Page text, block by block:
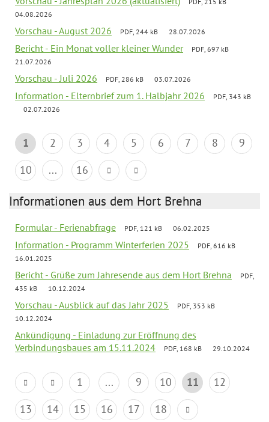
04.08.2026
Vorschau - August 2026 PDF, 244 kB 28.07.2026
Bericht - Ein Monat voller kleiner Wunder
PDF, 697 kB
21.07.2026
Vorschau - Juli 2026 PDF, 286 kB 03.07.2026
Information - Elternbrief zum 1. Halbjahr 2026
PDF, 343 kB
02.07.2026
1 2 3 4 5 6 7 8
9
10
... 16
Informationen aus dem Hort Brehna
Formular - Ferienabfrage PDF, 121 kB 06.02.2025
Information - Programm Winterferien 2025
PDF, 616 kB
16.01.2025
Bericht - Grüße zum Jahresende aus dem Hort Brehna
PDF,
435 kB
10.12.2024
Vorschau - Ausblick auf das Jahr 2025
PDF, 353 kB
10.12.2024
Ankündigung - Einladung zur Eröffnung des
Verbindungsbaues am 15.11.2024
PDF, 168 kB 29.10.2024
1 ... 9 10 11
12
13
14 15 16 17 18